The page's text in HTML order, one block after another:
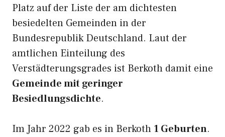
Platz auf der Liste der am dichtesten
besiedelten Gemeinden in der
Bundesrepublik Deutschland. Laut der
amtlichen Einteilung des
Verstädterungsgrades ist Berkoth damit eine
Gemeinde mit geringer
Besiedlungsdichte.
Im Jahr 2022 gab es in Berkoth 1 Geburten.